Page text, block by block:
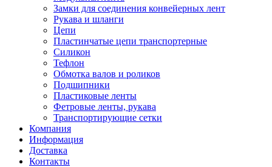
Замки для соединения конвейерных лент
Рукава и шланги
Цепи
Пластинчатые цепи транспортерные
Силикон
Тефлон
Обмотка валов и роликов
Подшипники
Пластиковые ленты
Фетровые ленты, рукава
Транспортирующие сетки
Компания
Информация
Доставка
Контакты